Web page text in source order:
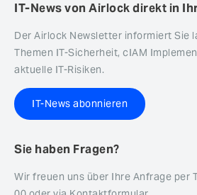
IT-News von Airlock direkt in
Der Airlock Newsletter informiert Sie
Themen IT-Sicherheit, cIAM
aktuelle IT-Risiken.
IT-News abonnieren
Sie haben Fragen?
Wir freuen uns über Ihre Anfrage per